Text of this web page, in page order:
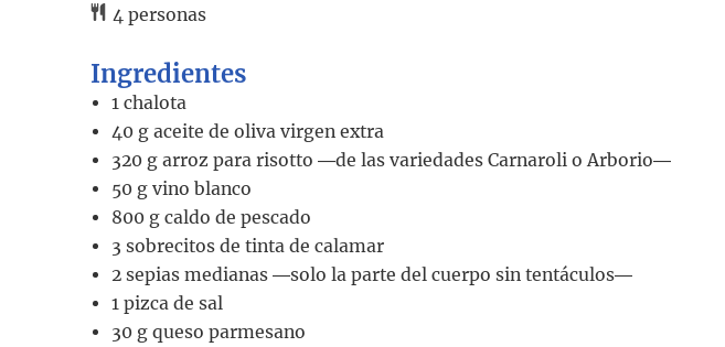
4 personas
Ingredientes
1 chalota
40 g aceite de oliva virgen extra
320 g arroz para risotto ―de las variedades Carnaroli o Arborio―
50 g vino blanco
800 g caldo de pescado
3 sobrecitos de tinta de calamar
2 sepias medianas ―solo la parte del cuerpo sin tentáculos―
1 pizca de sal
30 g queso parmesano